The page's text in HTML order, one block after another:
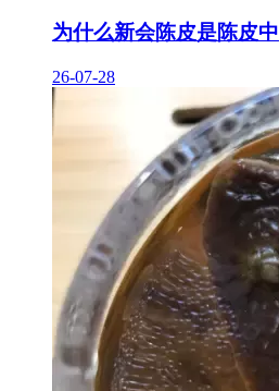
为什么新会陈皮是陈皮中
26-07-28